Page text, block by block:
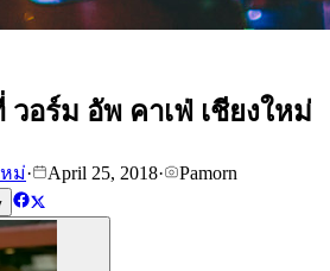
วอร์ม อัพ คาเฟ่ เชียงใหม่
ม่· April 25, 2018·
Pamorn